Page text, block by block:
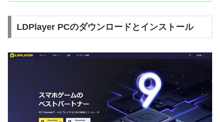
LDPlayer PCのダウンロードとインストール